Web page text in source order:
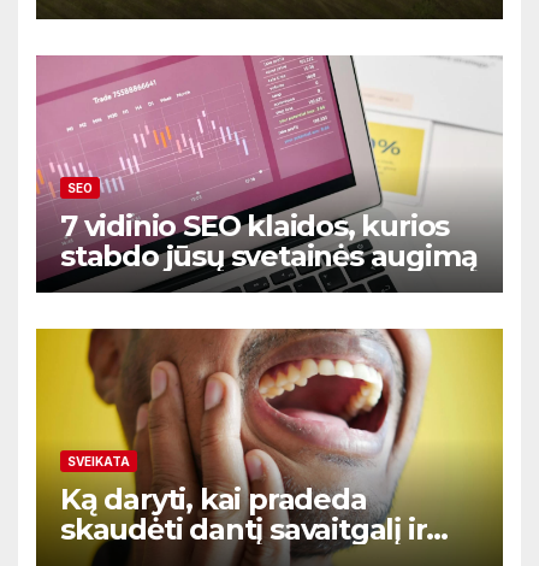
prekių ir paslaugų valdymą
SEO
7 vidinio SEO klaidos, kurios
stabdo jūsų svetainės augimą
SVEIKATA
Ką daryti, kai pradeda
skaudėti dantį savaitgalį ir